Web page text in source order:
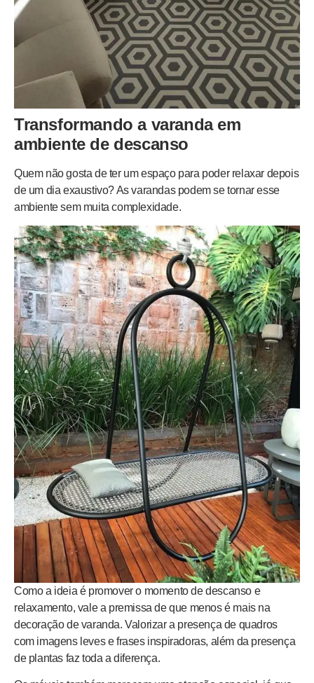
Transformando a varanda em
ambiente de descanso
Quem não gosta de ter um espaço para poder relaxar depois
de um dia exaustivo? As varandas podem se tornar esse
ambiente sem muita complexidade.
Como a ideia é promover o momento de descanso e
relaxamento, vale a premissa de que menos é mais na
decoração de varanda. Valorizar a presença de quadros
com imagens leves e frases inspiradoras, além da presença
de plantas faz toda a diferença.